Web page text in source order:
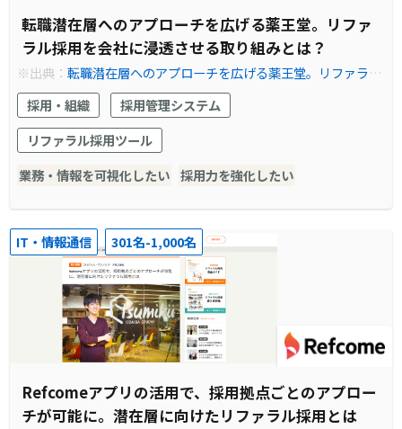
転職潜在層へのアプローチを広げる薬王堂。リファ
ラル採用を会社に浸透させる取り組みとは？
※出典：転職潜在層へのアプローチを広げる薬王堂。リファラル
採用を会社に浸透させる取り組みとは？ | Refcome (リフカム) -
リファラル採用を見える化し、共にカイゼンする伴走型サービス
採用・組織
採用管理システム
リファラル採用ツール
業務・情報を可視化したい 採用力を強化したい
IT・情報通信 301名-1,000名
Refcomeアプリの活用で、採用拠点ごとのアプロー
チが可能に。潜在層に向けたリファラル採用とは